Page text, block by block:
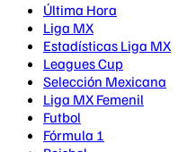
Última Hora
Liga MX
Estadísticas Liga MX
Leagues Cup
Selección Mexicana
Liga MX Femenil
Futbol
Fórmula 1